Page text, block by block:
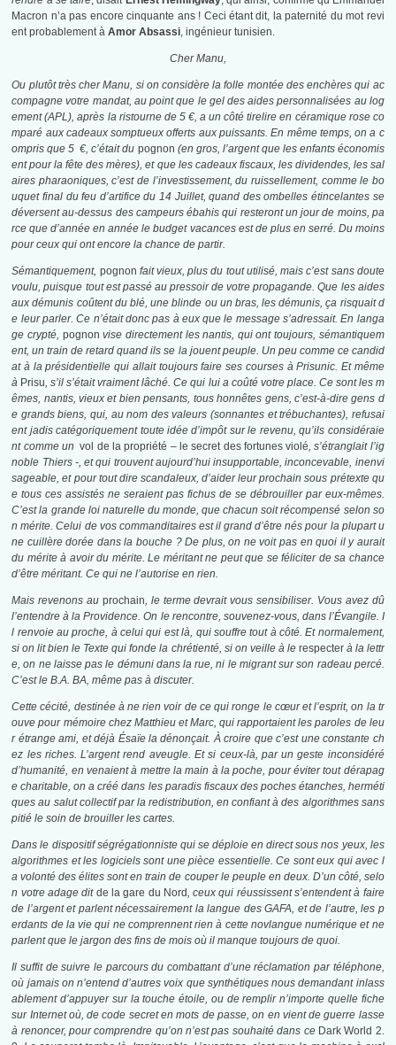
Macron n’a pas encore cinquante ans ! Ceci étant dit, la paternité du mot revi
ent probablement àAmor Absassi, ingénieur tunisien.
Cher Manu,
Ou plutôt très cher Manu, si on considère la folle montée des enchères qui ac
compagne votre mandat, au point que le gel des aides personnalisées au log
ement (APL), après la ristourne de 5 €, a un côté tirelire en céramique rose co
mparé aux cadeaux somptueux offerts aux puissants. En même temps, on a c
ompris que 5 €, c’était du pognon (en gros, l’argent que les enfants économis
ent pour la fête des mères), et que les cadeaux fiscaux, les dividendes, les sal
aires pharaoniques, c’est de l’investissement, du ruissellement, comme le bo
uquet final du feu d’artifice du 14 Juillet, quand des ombelles étincelantes se
déversent au-dessus des campeurs ébahis qui resteront un jour de moins, pa
rce que d’année en année le budget vacances est de plus en serré. Du moins
pour ceux qui ont encore la chance de partir.
Sémantiquement, pognon fait vieux, plus du tout utilisé, mais c’est sans doute
voulu, puisque tout est passé au pressoir de votre propagande. Que les aides
aux démunis coûtent du blé, une blinde ou un bras, les démunis, ça risquait d
e leur parler. Ce n’était donc pas à eux que le message s’adressait. En langa
ge crypté, pognon vise directement les nantis, qui ont toujours, sémantiquem
ent, un train de retard quand ils se la jouent peuple. Un peu comme ce candid
at à la présidentielle qui allait toujours faire ses courses à Prisunic. Et même
à Prisu, s’il s’était vraiment lâché. Ce qui lui a coûté votre place. Ce sont les m
êmes, nantis, vieux et bien pensants, tous honnêtes gens, c’est-à-dire gens d
e grands biens, qui, au nom des valeurs (sonnantes et trébuchantes), refusai
ent jadis catégoriquement toute idée d’impôt sur le revenu, qu’ils considéraie
nt comme unvol de la propriété – le secret des fortunes violé, s’étranglait l’ig
noble Thiers -, et qui trouvent aujourd’hui insupportable, inconcevable, inenvi
sageable, et pour tout dire scandaleux, d’aider leur prochain sous prétexte qu
e tous ces assistés ne seraient pas fichus de se débrouiller par eux-mêmes.
C’est la grande loi naturelle du monde, que chacun soit récompensé selon so
n mérite. Celui de vos commanditaires est il grand d’être nés pour la plupart u
ne cuillère dorée dans la bouche ? De plus, on ne voit pas en quoi il y aurait
du mérite à avoir du mérite. Le méritant ne peut que se féliciter de sa chance
d’être méritant. Ce qui ne l’autorise en rien.
Mais revenons au prochain, le terme devrait vous sensibiliser. Vous avez dû
l’entendre à la Providence. On le rencontre, souvenez-vous, dans l’Évangile. I
l renvoie au proche, à celui qui est là, qui souffre tout à côté. Et normalement,
si on lit bien le Texte qui fonde la chrétienté, si on veille à le respecterà la lettr
e, on ne laisse pas le démuni dans la rue, ni le migrant sur son radeau percé.
C’est le B.A. BA, même pas à discuter.
Cette cécité, destinée à ne rien voir de ce qui ronge le cœur et l’esprit, on la tr
ouve pour mémoire chez Matthieu et Marc, qui rapportaient les paroles de leu
r étrange ami, et déjà Ésaïe la dénonçait. À croire que c’est une constante ch
ez les riches. L’argent rend aveugle. Et si ceux-là, par un geste inconsidéré
d’humanité, en venaient à mettre la main à la poche, pour éviter tout dérapag
e charitable, on a créé dans les paradis fiscaux des poches étanches, herméti
ques au salut collectif par la redistribution, en confiant à des algorithmes sans
pitié le soin de brouiller les cartes.
Dans le dispositif ségrégationniste qui se déploie en direct sous nos yeux, les
algorithmes et les logiciels sont une pièce essentielle. Ce sont eux qui avec l
a volonté des élites sont en train de couper le peuple en deux. D’un côté, selo
n votre adage dit de la gare du Nord, ceux qui réussissent s’entendent à faire
de l’argent et parlent nécessairement la langue des GAFA, et de l’autre, les p
erdants de la vie qui ne comprennent rien à cette novlangue numérique et ne
parlent que le jargon des fins de mois où il manque toujours de quoi.
Il suffit de suivre le parcours du combattant d’une réclamation par téléphone,
où jamais on n’entend d’autres voix que synthétiques nous demandant inlass
ablement d’appuyer sur la touche étoile, ou de remplir n’importe quelle fiche
sur Internet où, de code secret en mots de passe, on en vient de guerre lasse
à renoncer, pour comprendre qu’on n’est pas souhaité dans ce Dark World 2.